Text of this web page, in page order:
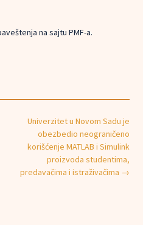
na sajtu PMF-a.
Univerzitet u Novom Sadu je
obezbedio neograničeno
korišćenje MATLAB i Simulink
proizvoda studentima,
predavačima i istraživačima →